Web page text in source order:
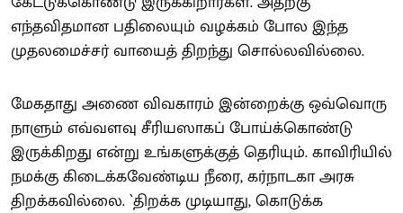
எந்தவிதமான பதிலையும் வழக்கம் போல இந்த
முதலமைச்சர் வாயைத் திறந்து சொல்லவில்லை.
மேகதாது அணை விவகாரம் இன்றைக்கு ஒவ்வொரு
நாளும் எவ்வளவு சீரியஸாகப் போய்க்கொண்டு
இருக்கிறது என்று உங்களுக்குத் தெரியும். காவிரியில்
நமக்கு கிடைக்கவேண்டிய நீரை, கர்நாடகா அரசு
திறக்கவில்லை. `திறக்க முடியாது, கொடுக்க